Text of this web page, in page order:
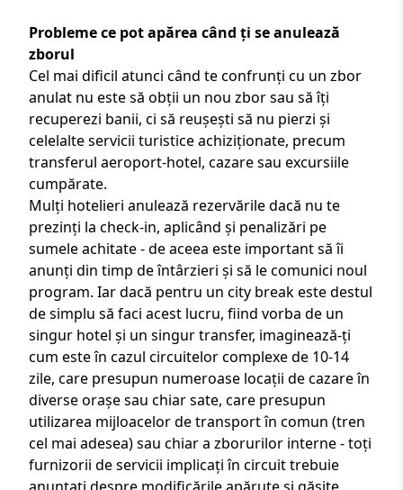
Probleme ce pot apărea când ți se anulează
zborul
Cel mai dificil atunci când te confrunți cu un zbor
anulat nu este să obții un nou zbor sau să îți
recuperezi banii, ci să reușești să nu pierzi și
celelalte servicii turistice achiziționate, precum
transferul aeroport-hotel, cazare sau excursiile
cumpărate.
Mulți hotelieri anulează rezervările dacă nu te
prezinți la check-in, aplicând și penalizări pe
sumele achitate - de aceea este important să îi
anunți din timp de întârzieri și să le comunici noul
program. Iar dacă pentru un city breakeste destul
de simplu să faci acest lucru, fiind vorba de un
singur hotel și un singur transfer, imaginează-ți
cum este în cazul circuitelor complexede 10-14
zile, care presupun numeroase locații de cazare în
diverse orașe sau chiar sate, care presupun
utilizarea mijloacelor de transport în comun (tren
cel mai adesea) sau chiar a zborurilor interne - toți
furnizorii de servicii implicați în circuit trebuie